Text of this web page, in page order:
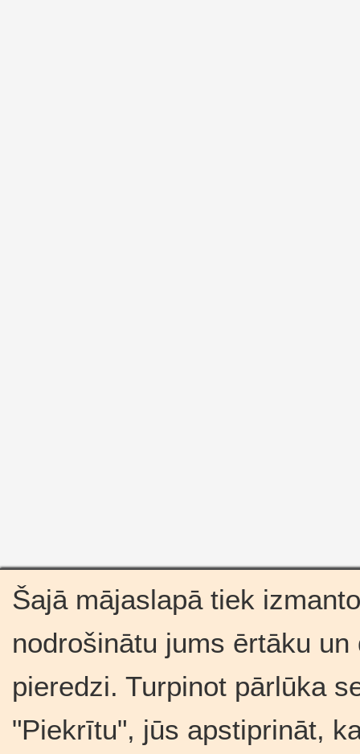
Šajā mājaslapā tiek
nodrošinātu jums ērtāku
pieredzi. Turpinot pārlūka
"Piekrītu", jūs apstiprināt,